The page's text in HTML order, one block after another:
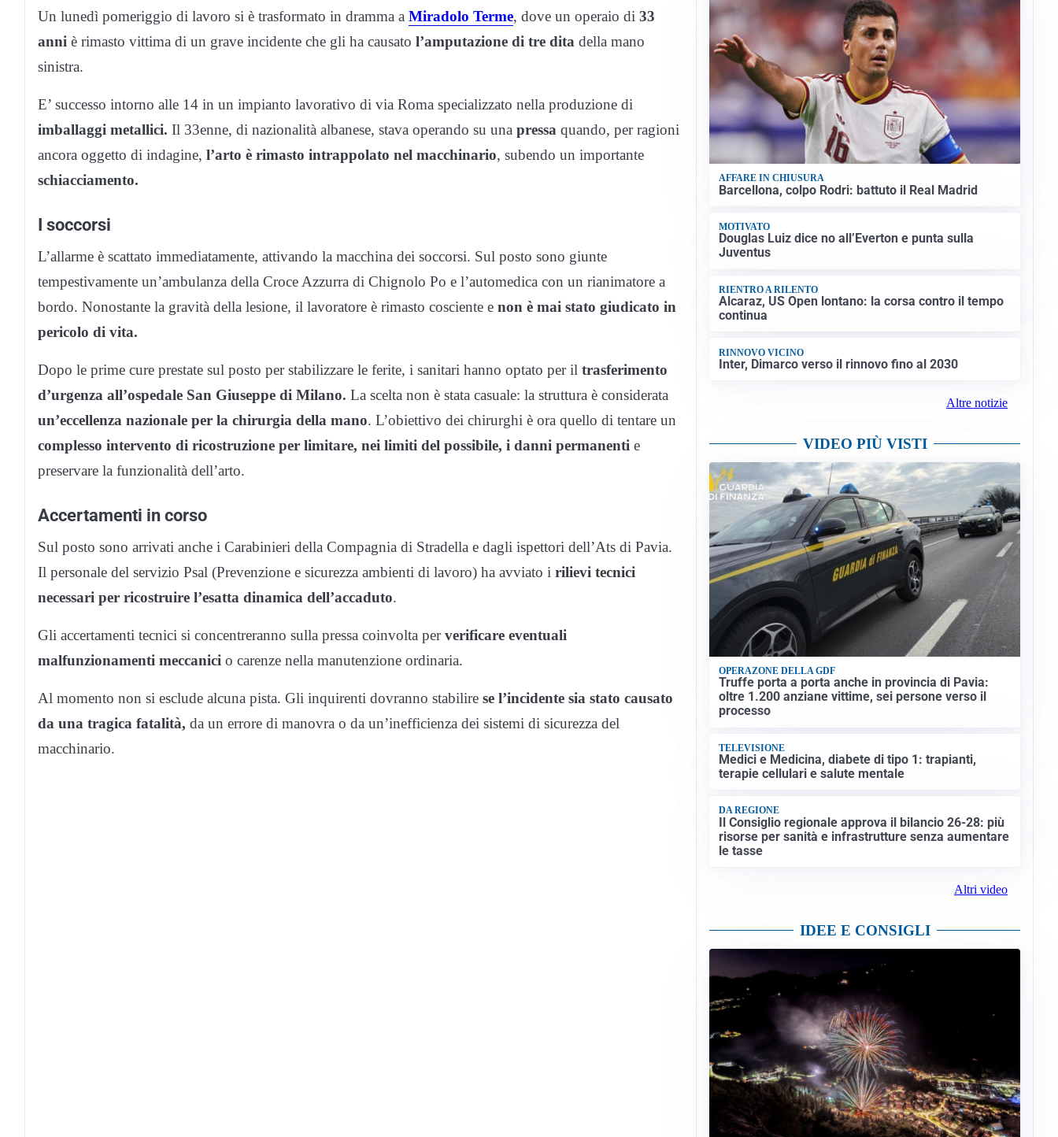
Un lunedì pomeriggio di lavoro si è trasformato in dramma a Miradolo Terme, dove un operaio di 33
anni è rimasto vittima di un grave incidente che gli ha causato l’amputazione di tre dita della mano
sinistra.
E’ successo intorno alle 14 in un impianto lavorativo di via Roma specializzato nella produzione di
imballaggi metallici. Il 33enne, di nazionalità albanese, stava operando su una pressa quando, per ragioni
ancora oggetto di indagine, l’arto è rimasto intrappolato nel macchinario, subendo un importante
schiacciamento.
I soccorsi
L’allarme è scattato immediatamente, attivando la macchina dei soccorsi. Sul posto sono giunte
tempestivamente un’ambulanza della Croce Azzurra di Chignolo Po e l’automedica con un rianimatore a
bordo. Nonostante la gravità della lesione, il lavoratore è rimasto cosciente e non è mai stato giudicato in
pericolo di vita.
Dopo le prime cure prestate sul posto per stabilizzare le ferite, i sanitari hanno optato per il trasferimento
d’urgenza all’ospedale San Giuseppe di Milano. La scelta non è stata casuale: la struttura è considerata
un’eccellenza nazionale per la chirurgia della mano. L’obiettivo dei chirurghi è ora quello di tentare un
complesso intervento di ricostruzione per limitare, nei limiti del possibile, i danni permanenti e
preservare la funzionalità dell’arto.
Accertamenti in corso
Sul posto sono arrivati anche i Carabinieri della Compagnia di Stradella e dagli ispettori dell’Ats di Pavia.
Il personale del servizio Psal (Prevenzione e sicurezza ambienti di lavoro) ha avviato i rilievi tecnici
necessari per ricostruire l’esatta dinamica dell’accaduto.
Gli accertamenti tecnici si concentreranno sulla pressa coinvolta perverificare eventuali
malfunzionamenti meccanici o carenze nella manutenzione ordinaria.
Al momento non si esclude alcuna pista. Gli inquirenti dovranno stabilire se l’incidente sia stato causato
da una tragica fatalità, da un errore di manovra o da un’inefficienza dei sistemi di sicurezza del
macchinario.
AFFARE IN CHIUSURA
Barcellona, colpo Rodri: battuto il Real Madrid
MOTIVATO
Douglas Luiz dice no all’Everton e punta sulla
Juventus
RIENTRO A RILENTO
Alcaraz, US Open lontano: la corsa contro il tempo
continua
RINNOVO VICINO
Inter, Dimarco verso il rinnovo fino al 2030
Altre notizie
VIDEO PIÙ VISTI
OPERAZONE DELLA GDF
Truffe porta a porta anche in provincia di Pavia:
oltre 1.200 anziane vittime, sei persone verso il
processo
TELEVISIONE
Medici e Medicina, diabete di tipo 1: trapianti,
terapie cellulari e salute mentale
DA REGIONE
Il Consiglio regionale approva il bilancio 26-28: più
risorse per sanità e infrastrutture senza aumentare
le tasse
Altri video
IDEE E CONSIGLI